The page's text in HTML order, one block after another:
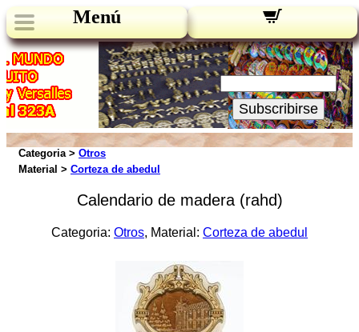
Menú
Novedades:
Su Email:
Subscribirse
Categoria > Otros
Material > Corteza de abedul
Calendario de madera (rahd)
Categoria: Otros, Material: Corteza de abedul